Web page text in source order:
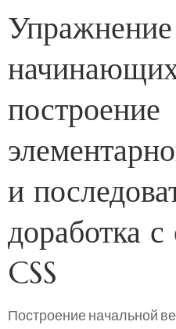
построение
и
доработка
CSS
Построение начальной